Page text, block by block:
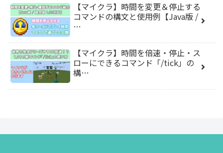
【マイクラ】時間を変更＆停止する
コマンドの構文と使用例【Java版 /
…
【マイクラ】時間を倍速・停止・ス
ローにできるコマンド「/tick」の
構…